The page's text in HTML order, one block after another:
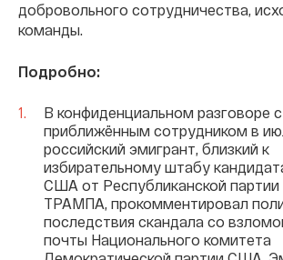
добровольного сотрудничества,
команды.
Подробно:
В конфиденциальном разговоре с
приближённым сотрудником в
российский эмигрант, близкий к
избирательному штабу
США от Республиканской партии
ТРАМПА, прокомментировал
последствия скандала со
почты Национального комитета